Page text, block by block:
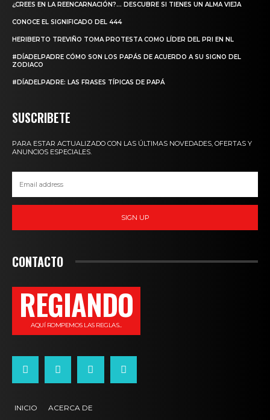
¿CREES EN LA REENCARNACIÓN?… DESCUBRE SI TIENES UN ALMA VIEJA
CONOCE EL SIGNIFICADO DEL 444
HERIBERTO TREVIÑO TOMA PROTESTA COMO LÍDER DEL PRI EN NL
#DÍADELPADRE CÓMO SON LOS PAPÁS DE ACUERDO A SU SIGNO DEL
ZODIACO
#DÍADELPADRE: LAS FRASES TÍPICAS DE PAPÁ
SUSCRIBETE
PARA ESTAR ACTUALIZADO CON LAS ÚLTIMAS NOVEDADES, OFERTAS Y
ANUNCIOS ESPECIALES.
SIGN UP
CONTACTO
REGIANDO
AQUÍ ROMPEMOS LAS REGLAS...
INICIO ACERCA DE